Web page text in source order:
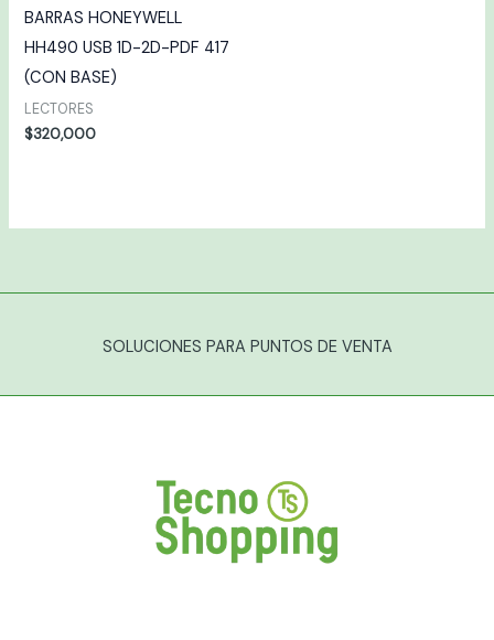
BARRAS HONEYWELL
HH490 USB 1D-2D-PDF 417
(CON BASE)
LECTORES
$320,000
SOLUCIONES PARA PUNTOS DE VENTA